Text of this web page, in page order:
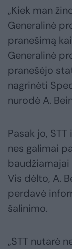
„Kiek man
Generalinė
pranešimą
Generalinė
pranešėjo
nagrinėti
nurodė A.
Pasak jo,
nes galimai
Vis dėlto, A.
perdavė
šalinimo.
„STT nutarė